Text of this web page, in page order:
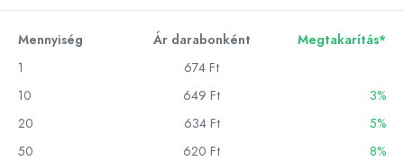
Mennyiség Ár darabonként
Megtakarítás*
1
674 Ft
10
649 Ft
3%
20
634 Ft
5%
50
620 Ft
8%